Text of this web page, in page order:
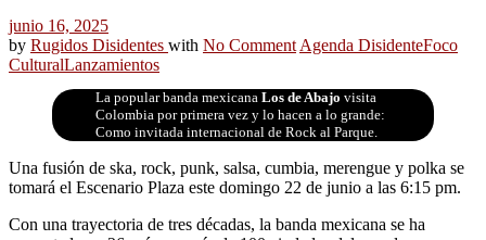
junio 16, 2025
by Rugidos Disidentes with No Comment Agenda DisidenteFoco
CulturalLanzamientos
La popular banda mexicana Los de Abajo visita
Colombia por primera vez y lo hacen a lo grande:
Como invitada internacional de Rock al Parque.
Una fusión de ska, rock, punk, salsa, cumbia, merengue y polka se
tomará el Escenario Plaza este domingo 22 de junio a las 6:15 pm.
Con una trayectoria de tres décadas, la banda mexicana se ha